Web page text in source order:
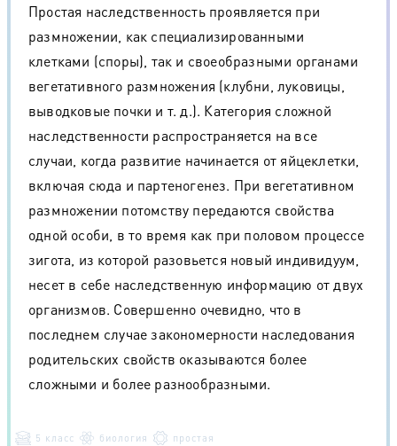
Простая наследственность проявляется при
размножении, как специализированными
клетками (споры), так и своеобразными органами
вегетативного размножения (клубни, луковицы,
выводковые почки и т. д.). Категория сложной
наследственности распространяется на все
случаи, когда развитие начинается от яйцеклетки,
включая сюда и партеногенез. При вегетативном
размножении потомству передаются свойства
одной особи, в то время как при половом процессе
зигота, из которой разовьется новый индивидуум,
несет в себе наследственную информацию от двух
организмов. Совершенно очевидно, что в
последнем случае закономерности наследования
родительских свойств оказываются более
сложными и более разнообразными.
5 класс биология простая